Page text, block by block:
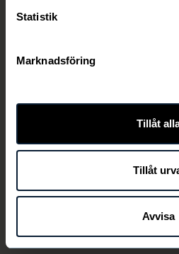
Statistik
Marknadsföring
Tillåt
Tillåt
Avvisa
Den här länken är